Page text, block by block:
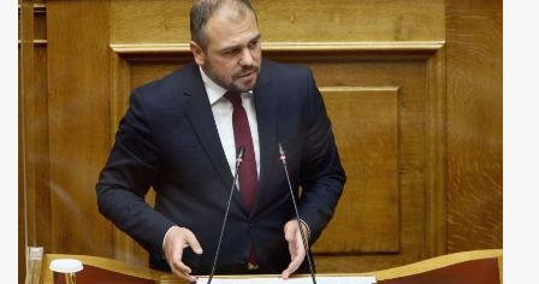
Μείνετε Συνδεδεμένοι
Ενημερωθείτε Πρώτοι για τα Τελευταία Νέα
για τις δράσεις του Βουλευτή μας!